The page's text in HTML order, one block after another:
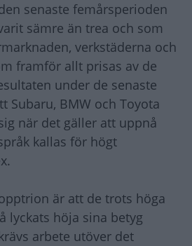
senaste femårsperioden
sämre än trea och som
verkstäderna och
framför allt prisas av de
under de senaste
Subaru, BMW och Toyota
när det gäller att uppnå
kallas för högt
är att de trots höga
lyckats höja sina betyg
arbete utöver det